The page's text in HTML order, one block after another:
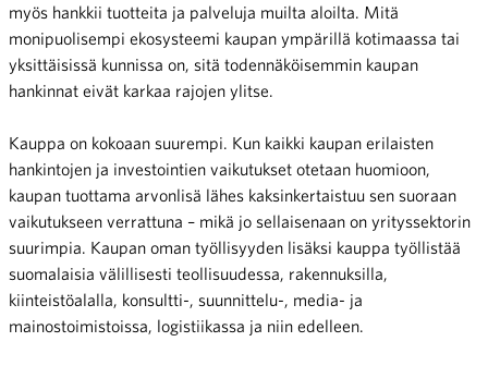
myös hankkii tuotteita ja palveluja muilta aloilta. Mitä
monipuolisempi ekosysteemi kaupan ympärillä kotimaassa tai
yksittäisissä kunnissa on, sitä todennäköisemmin kaupan
hankinnat eivät karkaa rajojen ylitse.
Kauppa on kokoaan suurempi. Kun kaikki kaupan erilaisten
hankintojen ja investointien vaikutukset otetaan huomioon,
kaupan tuottama arvonlisä lähes kaksinkertaistuu sen suoraan
vaikutukseen verrattuna – mikä jo sellaisenaan on yrityssektorin
suurimpia. Kaupan oman työllisyyden lisäksi kauppa työllistää
suomalaisia välillisesti teollisuudessa, rakennuksilla,
kiinteistöalalla, konsultti-, suunnittelu-, media- ja
mainostoimistoissa, logistiikassa ja niin edelleen.